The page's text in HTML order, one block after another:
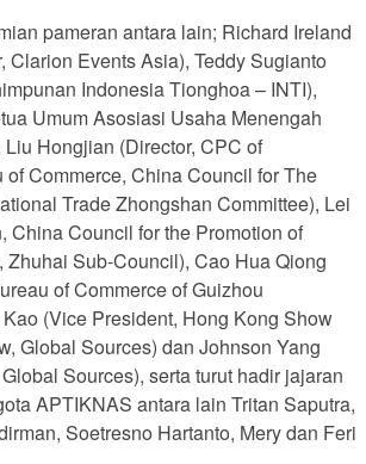
pameran antara lain; Richard Ireland
Clarion Events Asia), Teddy Sugianto
Indonesia Tionghoa – INTI),
Umum Asosiasi Usaha Menengah
Hongjian (Director, CPC of
Commerce, China Council for The
Trade Zhongshan Committee), Lei
China Council for the Promotion of
Zhuhai Sub-Council), Cao Hua Qiong
of Commerce of Guizhou
(Vice President, Hong Kong Show
Global Sources) dan Johnson Yang
Sources), serta turut hadir jajaran
APTIKNAS antara lain Tritan Saputra,
Soetresno Hartanto, Mery dan Feri